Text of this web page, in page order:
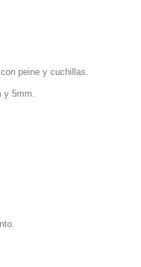
peine y cuchillas.
y 5mm.